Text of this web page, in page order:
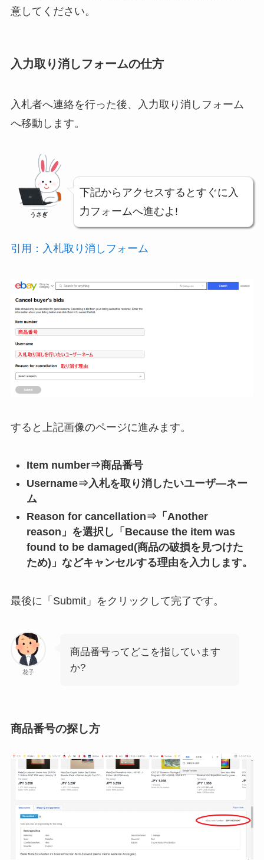
意してください。
入力取り消しフォームの仕方
入札者へ連絡を行った後、入力取り消しフォーム
へ移動します。
うさぎ
下記からアクセスするとすぐに入
力フォームへ進むよ!
引用：入札取り消しフォーム
すると上記画像のページに進みます。
Item number⇒商品番号
Username⇒入札を取り消したいユーザ―ネー
ム
Reason for cancellation⇒「Another
reason」を選択し「Because the item was
found to be damaged(商品の破損を見つけた
ため)」などキャンセルする理由を入力します。
最後に「Submit」をクリックして完了です。
花子
商品番号ってどこを指しています
か?
商品番号の探し方